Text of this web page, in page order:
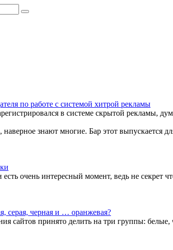
по работе с системой хитрой рекламы
в системе скрытой рекламы,
знают многие. Бар этот выпускается
очень интересный момент, ведь не секрет
серая, черная и … оранжевая?
сайтов принято делить на три группы: